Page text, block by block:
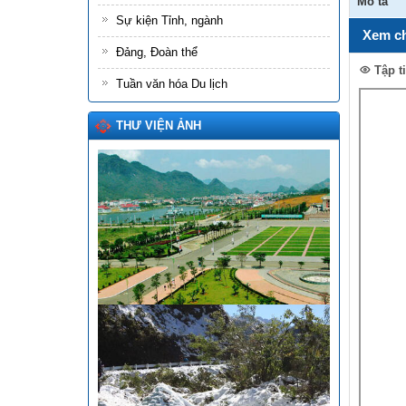
Sự kiện Tỉnh, ngành
Đảng, Đoàn thể
Tuần văn hóa Du lịch
THƯ VIỆN ẢNH
Xem
Tập